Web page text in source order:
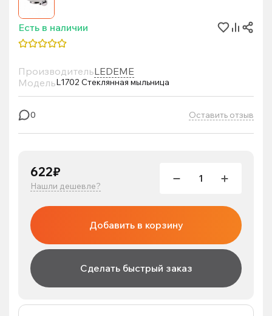
Есть в наличии
ПроизводительLEDEME
МодельL1702 Стеклянная мыльница
0 Оставить отзыв
622₽
Нашли дешевле?
Добавить в корзину
Сделать быстрый заказ